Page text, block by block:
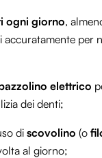
ogni giorno,
accuratamente per
elettrico
dei denti;
discovolino (o
al giorno;